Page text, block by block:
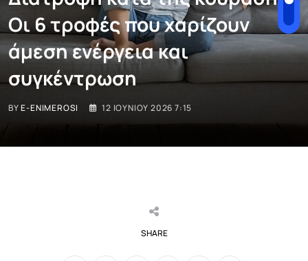
Οι 6 τροφές που χαρίζουν
άμεση ενέργεια και
συγκέντρωση
BYE-ENIMEROSI 12 ΙΟΥΝΊΟΥ 2026 7:15
SHARE